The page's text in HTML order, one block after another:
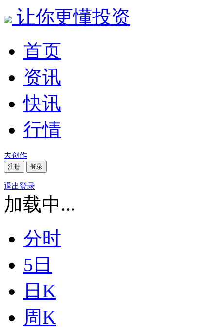
让你更懂投资
首页
资讯
快讯
行情
去创作
注册 登录
退出登录
加载中...
分时
5日
日K
周K